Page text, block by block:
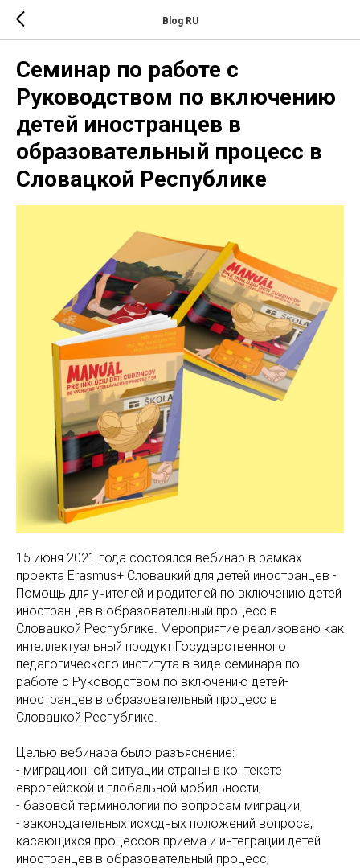
Blog RU
Семинар по работе с
Руководством по включению
детей иностранцев в
образовательный процесс в
Словацкой Республике
15 июня 2021 года состоялся вебинар в рамках
проекта Erasmus+ Словацкий для детей иностранцев -
Помощь для учителей и родителей по включению детей
иностранцев в образовательный процесс в
Словацкой Республике. Мероприятие реализовано как
интеллектуальный продукт Государственного
педагогического института в виде семинара по
работе с Руководством по включению детей-
иностранцев в образовательный процесс в
Словацкой Республике.
Целью вебинара было разъяснение:
- миграционной ситуации страны в контексте
европейской и глобальной мобильности;
- базовой терминологии по вопросам миграции;
- законодательных исходных положений вопроса,
касающихся процессов приема и интеграции детей
иностранцев в образовательный процесс;